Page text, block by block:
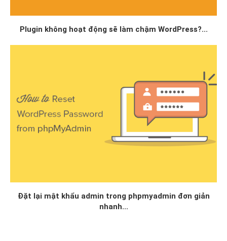
Plugin không hoạt động sẽ làm chậm WordPress?...
Đặt lại mật khẩu admin trong phpmyadmin đơn giản
nhanh...